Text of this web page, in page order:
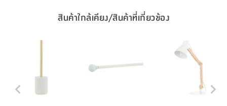
สินค้าใกล้เคียง/สินค้าที่เกี่ยวข้อง